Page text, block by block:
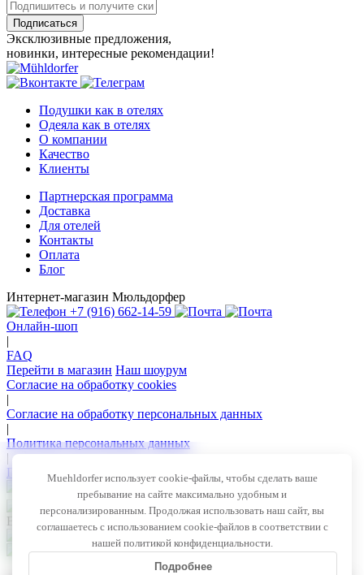
Подписаться
Эксклюзивные предложения,
новинки, интересные рекомендации!
Подушки как в отелях
Одеяла как в отелях
О компании
Качество
Клиенты
Партнерская программа
Доставка
Для отелей
Контакты
Оплата
Блог
Интернет-магазин Мюльдорфер
+7 (916) 662-14-59
Онлайн-шоп
|
FAQ
Перейти в магазин Наш шоурум
Согласие на обработку cookies
|
Согласие на обработку персональных данных
|
Политика персональных данных
|
Политика конфиденциальности
Все права защищены © 2026 — Muehldorfer
Внимание! Секретные акции!
Muehldorfer использует cookie-файлы, чтобы сделать ваше
пребывание на сайте максимально удобным и
персонализированным. Продолжая использовать наш сайт, вы
соглашаетесь с использованием cookie-файлов в соответствии с
нашей политикой конфиденциальности.
Подробнее